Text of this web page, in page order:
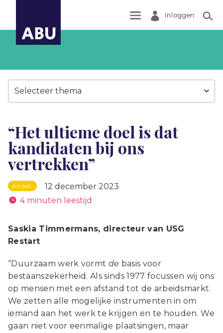
Inloggen
Selecteer thema
“Het ultieme doel is dat
kandidaten bij ons
vertrekken”
Artikel
12 december 2023
4 minuten leestijd
Saskia Timmermans, directeur van USG
Restart
“Duurzaam werk vormt de basis voor
bestaanszekerheid. Als sinds 1977 focussen wij ons
op mensen met een afstand tot de arbeidsmarkt.
We zetten alle mogelijke instrumenten in om
iemand aan het werk te krijgen en te houden. We
gaan niet voor eenmalige plaatsingen, maar